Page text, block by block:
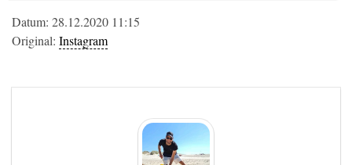
Datum: 28.12.2020 11:15
Original: Instagram